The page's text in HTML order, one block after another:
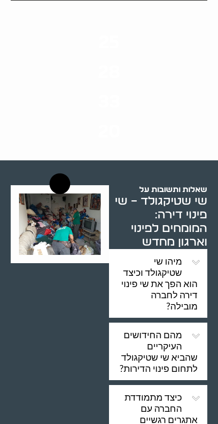
שאלות ותשובות על
שי שטיקגולד – שי
פינוי דירה:
המומחים לפינוי
וארגון מחדש
מיהו שי
שטיקגולד וכיצד
הוא הפך את שי פינוי
דירה לחברה
מובילה?
מהם החידושים
העיקריים
שהביא שי שטיקגולד
לתחום פינוי הדירות?
כיצד מתמודדת
החברה עם
אתגרים רגשיים